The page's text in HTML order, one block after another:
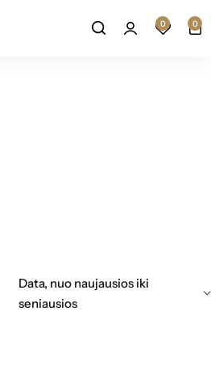
Prekių grąžinimas per 14 darbo
0 0
Data, nuo naujausios iki
seniausios